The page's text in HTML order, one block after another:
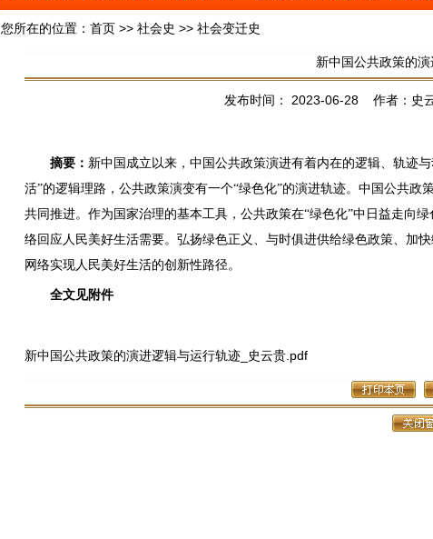
您所在的位置： 首页 >> 社会史 >> 社会变迁史
新中国公共政策的
发布时间： 2023-06-28 作者：史
摘要： 新中国成立以来，中国公共政策演进有着内在的逻辑、轨迹
活”的逻辑理路，公共政策演变有一个“绿色化”的演进轨迹。中国公共
共同推进。作为国家治理的基本工具，公共政策在“绿色化”中日益走向
络回应人民美好生活需要。弘扬绿色正义、与时俱进供给绿色政策、加
网络实现人民美好生活的创新性路径。
全文见附件
新中国公共政策的演进逻辑与运行轨迹_史云贵.pdf